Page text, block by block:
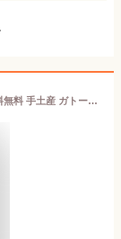
【 熨斗 無料 】 お菓子 ギフト ハラダ ラスク 送料無料 手土産 ガトーフェスタ R3 小缶 2枚/1袋 × 18袋(36枚入) 退職 ハラダラスク 御礼 内祝 御礼返し 通販 2026 ホワイトデー お返し 父の日 ギフト お菓子 スイーツ プレゼント